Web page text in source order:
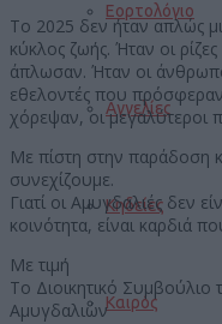
Εορτολόγιο
Αγγελίες
Κηδείες
Καιρός
Το 2025 δεν ήταν απλώς
κύκλος ζωής. Ήταν οι
άπλωσαν. Ήταν οι
εθελοντές που
χόρεψαν, οι μεγαλύτεροι
Με πίστη στην παράδοση
συνεχίζουμε.
Γιατί οι Αμυγδαλιές δεν
κοινότητα, είναι καρδιά
Με τιμή
Το Διοικητικό Συμβούλιο
Αμυγδαλιών